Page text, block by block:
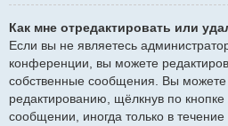
Как мне отредактировать или
Если вы не являетесь
конференции, вы можете
собственные сообщения. Вы можете
редактированию, щёлкнув по кнопке
сообщении, иногда только в